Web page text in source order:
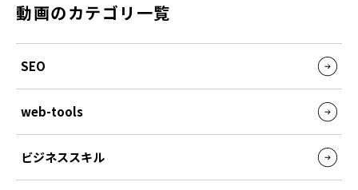
動画のカテゴリ一覧
SEO
web-tools
ビジネススキル